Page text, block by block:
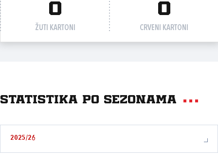
0
ŽUTI KARTONI
0
CRVENI KARTONI
Statistika po sezonama
2025/26